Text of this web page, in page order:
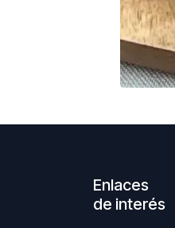
Enlaces
de interés